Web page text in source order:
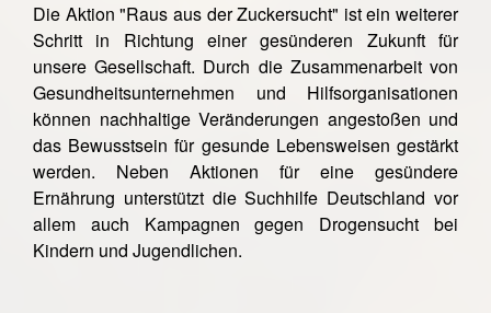
Die Aktion "Raus aus der Zuckersucht" ist ein weiterer
Schritt in Richtung einer gesünderen Zukunft für
unsere Gesellschaft. Durch die Zusammenarbeit von
Gesundheitsunternehmen und Hilfsorganisationen
können nachhaltige Veränderungen angestoßen und
das Bewusstsein für gesunde Lebensweisen gestärkt
werden. Neben Aktionen für eine gesündere
Ernährung unterstützt die Suchhilfe Deutschland vor
allem auch Kampagnen gegen Drogensucht bei
Kindern und Jugendlichen.